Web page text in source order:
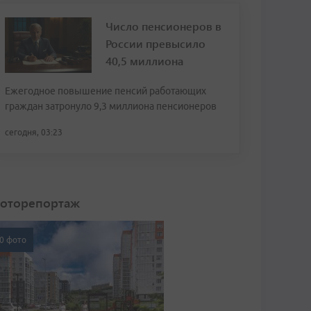
Число пенсионеров в
России превысило
40,5 миллиона
Ежегодное повышение пенсий работающих
граждан затронуло 9,3 миллиона пенсионеров
сегодня, 03:23
фото